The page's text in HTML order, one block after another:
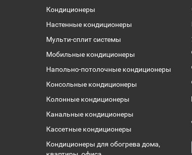
Кондиционеры
Настенные кондиционеры
Мульти-сплит системы
Мобильные кондиционеры
Напольно-потолочные кондиционеры
Консольные кондиционеры
Колонные кондиционеры
Канальные кондиционеры
Кассетные кондиционеры
Кондиционеры для обогрева дома,